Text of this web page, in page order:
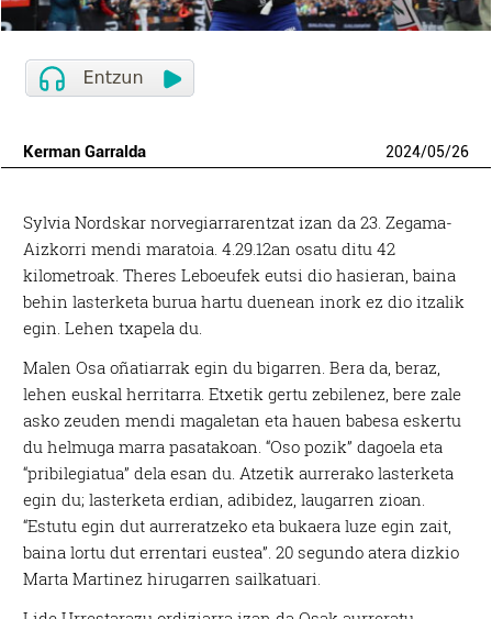
Kerman Garralda 2024/05/26
Sylvia Nordskar norvegiarrarentzat izan da 23. Zegama-
Aizkorri mendi maratoia. 4.29.12an osatu ditu 42
kilometroak. Theres Leboeufek eutsi dio hasieran, baina
behin lasterketa burua hartu duenean inork ez dio itzalik
egin. Lehen txapela du.
Malen Osa oñatiarrak egin du bigarren. Bera da, beraz,
lehen euskal herritarra. Etxetik gertu zebilenez, bere zale
asko zeuden mendi magaletan eta hauen babesa eskertu
du helmuga marra pasatakoan. “Oso pozik” dagoela eta
“pribilegiatua” dela esan du. Atzetik aurrerako lasterketa
egin du; lasterketa erdian, adibidez, laugarren zioan.
“Estutu egin dut aurreratzeko eta bukaera luze egin zait,
baina lortu dut errentari eustea”. 20 segundo atera dizkio
Marta Martinez hirugarren sailkatuari.